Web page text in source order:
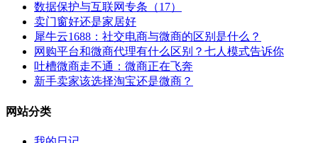
数据保护与互联网专条（17）
卖门窗好还是家居好
犀牛云1688：社交电商与微商的区别是什么？
网购平台和微商代理有什么区别？七人模式告诉你
吐槽微商走不通：微商正在飞奔
新手卖家该选择淘宝还是微商？
网站分类